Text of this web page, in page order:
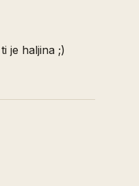
je haljina ;)